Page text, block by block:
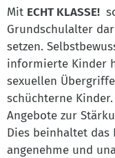
Mit ECHT KLASSE!
Grundschulalter
setzen.
informierte Kinder
sexuellen
schüchterne
Angebote zur
Dies beinhaltet das
angenehme und